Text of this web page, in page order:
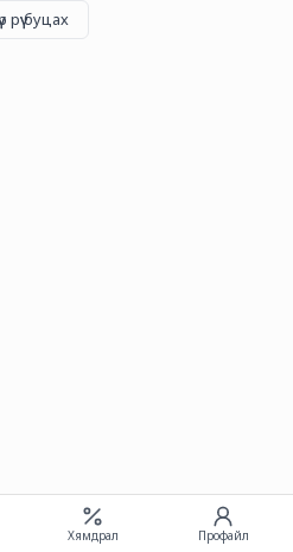
рүү буцах
Хямдрал Профайл